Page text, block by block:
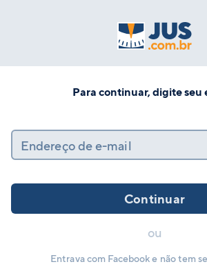
Para continuar, digite seu
Endereço de e-mail
Continuar
ou
Entrava com Facebook e não tem